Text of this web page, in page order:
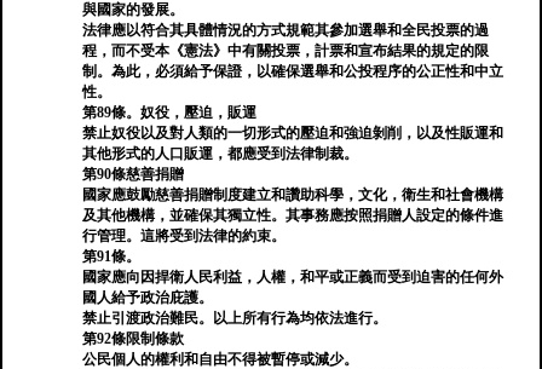
與國家的發展。
法律應以符合其具體情況的方式規範其參加選舉和全民投票的過
程，而不受本《憲法》中有關投票，計票和宣布結果的規定的限
制。為此，必須給予保證，以確保選舉和公投程序的公正性和中立
性。
第89條。奴役，壓迫，販運
禁止奴役以及對人類的一切形式的壓迫和強迫剝削，以及性販運和
其他形式的人口販運，都應受到法律制裁。
第90條慈善捐贈
國家應鼓勵慈善捐贈制度建立和讚助科學，文化，衛生和社會機構
及其他機構，並確保其獨立性。其事務應按照捐贈人設定的條件進
行管理。這將受到法律的約束。
第91條。
國家應向因捍衛人民利益，人權，和平或正義而受到迫害的任何外
國人給予政治庇護。
禁止引渡政治難民。以上所有行為均依法進行。
第92條限制條款
公民個人的權利和自由不得被暫停或減少。